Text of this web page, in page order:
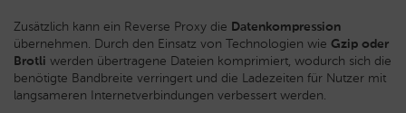
Zusätzlich kann ein Reverse Proxy die Datenkompression
übernehmen. Durch den Einsatz von Technologien wie Gzip oder
Brotli werden übertragene Dateien komprimiert, wodurch sich die
benötigte Bandbreite verringert und die Ladezeiten für Nutzer mit
langsameren Internetverbindungen verbessert werden.